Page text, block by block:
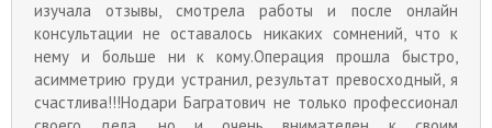
изучала отзывы, смотрела работы и после онлайн
консультации не оставалось никаких сомнений, что к
нему и больше ни к кому.Операция прошла быстро,
асимметрию груди устранил, результат превосходный, я
счастлива!!!Нодари Багратович не только профессионал